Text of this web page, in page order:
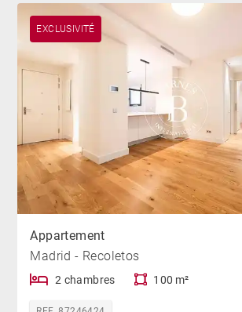
EXCLUSIVITÉ
Appartement
Madrid - Recoletos
2 chambres 100 m²